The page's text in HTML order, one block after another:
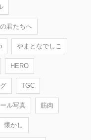
君たちへ
やまとなでしこ
HERO
TGC
ル写真 筋肉
懐かし